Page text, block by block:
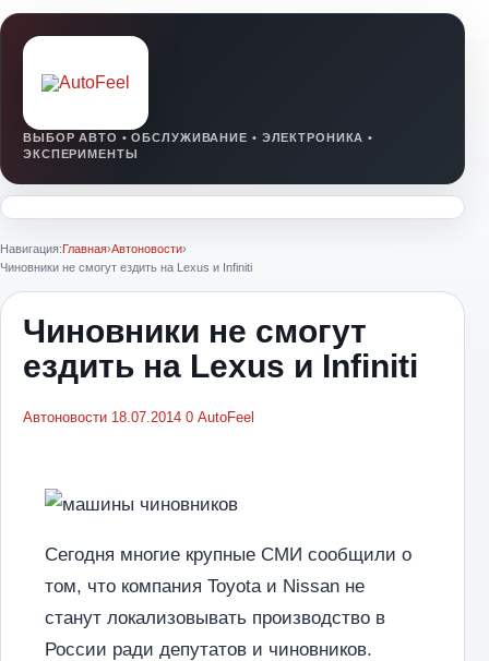
Навигация:Главная›Автоновости›
Чиновники не смогут ездить на Lexus и Infiniti
Чиновники не смогут
ездить на Lexus и Infiniti
Автоновости 18.07.2014 0 AutoFeel
Сегодня многие крупные СМИ сообщили о
том, что компания Toyota и Nissan не
станут локализовывать производство в
России ради депутатов и чиновников.